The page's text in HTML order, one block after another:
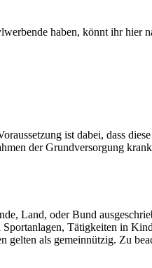
haben, könnt ihr hier
ist dabei, dass
der Grundversorgung
Land, oder Bund
Tätigkeiten in
als gemeinnützig. Zu